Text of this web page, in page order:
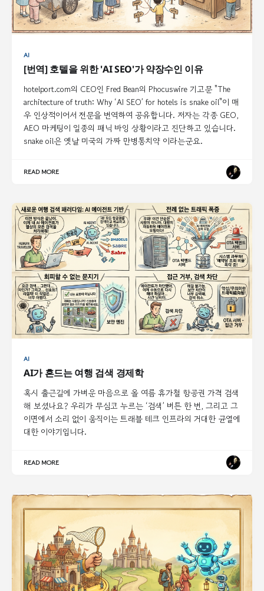
AI
[번역] 호텔을 위한 'AI SEO'가 약장수인 이유
hotelport.com의 CEO인 Fred Bean의 Phocuswire 기고문 "The
architecture of truth: Why ‘AI SEO’ for hotels is snake oil"이 매
우 인상적이어서 전문을 번역하여 공유합니다. 저자는 각종 GEO,
AEO 마케팅이 일종의 패닉 바잉 상황이라고 진단하고 있습니다.
snake oil은 옛날 미국의 가짜 만병통치약 이라는군요.
READ MORE
AI
AI가 흔드는 여행 검색 경제학
혹시 출근길에 가벼운 마음으로 올 여름 휴가철 항공권 가격 검색
해 보셨나요? 우리가 무심코 누르는 ‘검색’ 버튼 한 번, 그리고 그
이면에서 소리 없이 움직이는 트래블 테크 인프라의 거대한 균열에
대한 이야기입니다.
READ MORE